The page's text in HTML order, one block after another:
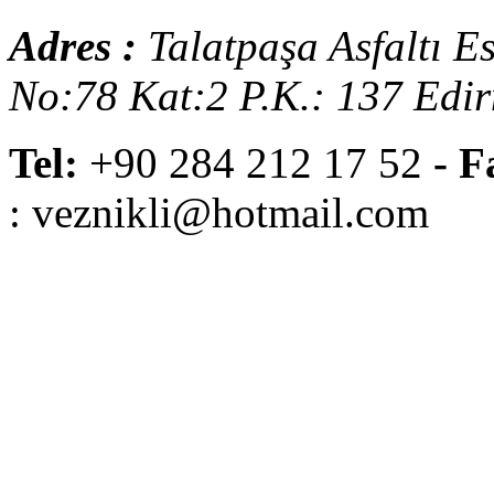
Adres : Talatpaşa Asfaltı
No:78 Kat:2 P.K.: 137
Tel: +90 284 212 17 52 -
: veznikli@hotmail.com